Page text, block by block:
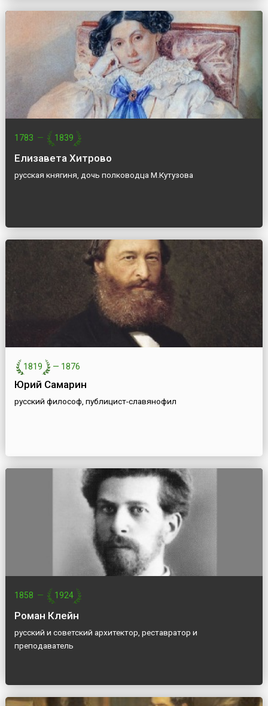
1783 — 1839
Елизавета Хитрово
русская княгиня, дочь полководца М.Кутузова
1819 — 1876
Юрий Самарин
русский философ, публицист-славянофил
1858 — 1924
Роман Клейн
русский и советский архитектор, реставратор и
преподаватель